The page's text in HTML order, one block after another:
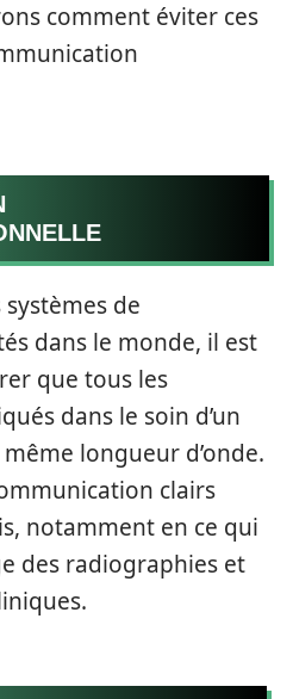
comment éviter ces
de
dans le monde, il est
que tous les
dans le soin d’un
longueur d’onde.
clairs
notamment en ce qui
des radiographies et